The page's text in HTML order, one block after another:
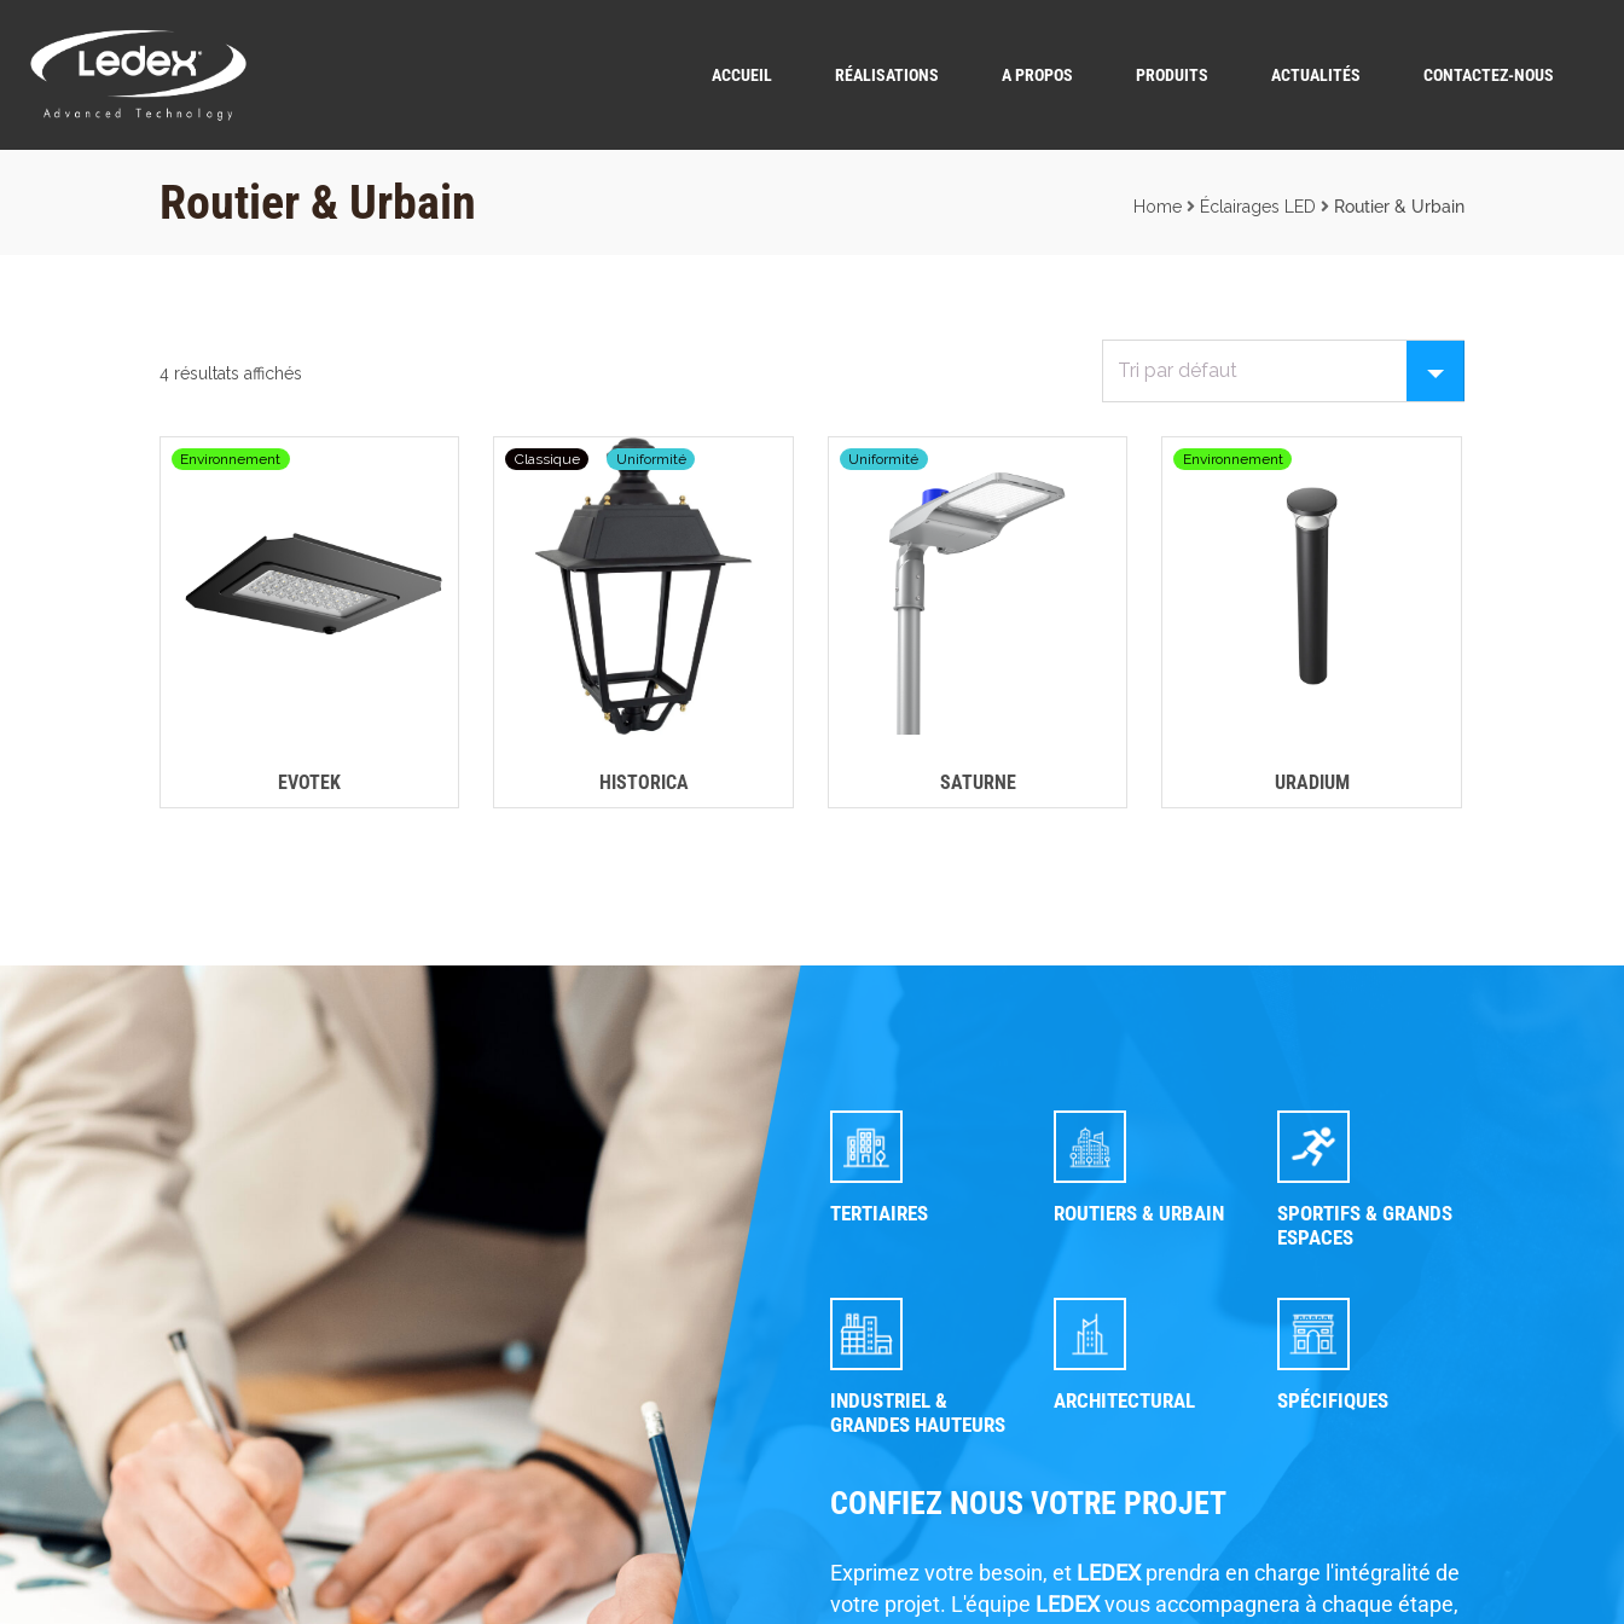
ACCUEIL RÉALISATIONS A PROPOS PRODUITS ACTUALITÉS CONTACTEZ-NOUS
Routier & Urbain Home Éclairages LED Routier & Urbain
4 résultats affichés
Environnement
EVOTEK
Classique Uniformité
HISTORICA
Uniformité
SATURNE
Environnement
URADIUM
TERTIAIRES ROUTIERS & URBAIN
SPORTIFS & GRANDS
ESPACES
INDUSTRIEL &
GRANDES HAUTEURS
ARCHITECTURAL SPÉCIFIQUES
CONFIEZ NOUS VOTRE PROJET
Exprimez votre besoin, et LEDEXprendra en charge l'intégralité de
votre projet. L'équipe LEDEXvous accompagnera à chaque étape,